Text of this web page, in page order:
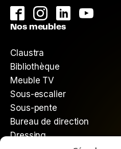
Nos meubles
Claustra
Bibliothèque
Meuble TV
Sous-escalier
Sous-pente
Bureau de direction
Dressing